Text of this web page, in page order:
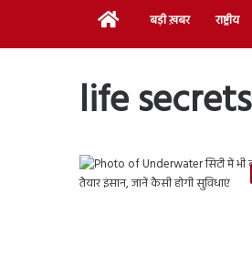
Home बड़ी ख़बर राष्ट्रीय
life secrets